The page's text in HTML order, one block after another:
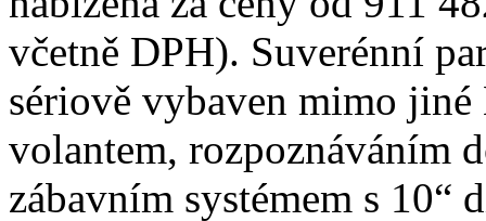
včetně DPH). Suverénní
sériově vybaven mimo
volantem, rozpoznáváním
zábavním systémem s 10“